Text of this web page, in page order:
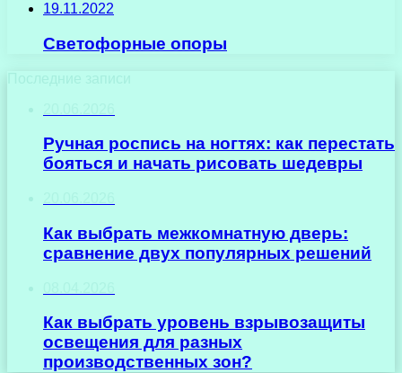
19.11.2022
Светофорные опоры
Последние записи
Ручная роспись на ногтях: как перестать
бояться и начать рисовать шедевры
Как выбрать межкомнатную дверь:
сравнение двух популярных решений
Как выбрать уровень взрывозащиты
освещения для разных
производственных зон?